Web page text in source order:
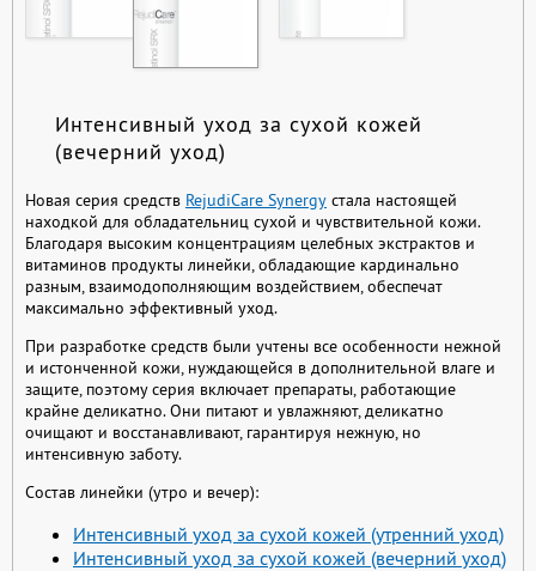
Интенсивный уход за сухой кожей
(вечерний уход)
Новая серия средств RejudiCare Synergy стала настоящей
находкой для обладательниц сухой и чувствительной кожи.
Благодаря высоким концентрациям целебных экстрактов и
витаминов продукты линейки, обладающие кардинально
разным, взаимодополняющим воздействием, обеспечат
максимально эффективный уход.
При разработке средств были учтены все особенности нежной
и истонченной кожи, нуждающейся в дополнительной влаге и
защите, поэтому серия включает препараты, работающие
крайне деликатно. Они питают и увлажняют, деликатно
очищают и восстанавливают, гарантируя нежную, но
интенсивную заботу.
Состав линейки (утро и вечер):
Интенсивный уход за сухой кожей (утренний уход)
Интенсивный уход за сухой кожей (вечерний уход)